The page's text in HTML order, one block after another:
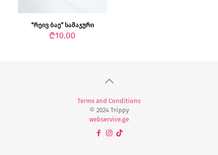
“რეივ ბაე” სამაჯური
₾10.00
Terms and Conditions
© 2024 Trippy
webservice.ge